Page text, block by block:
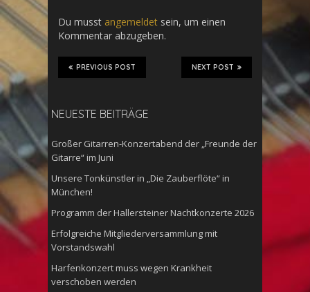
Du musst angemeldet sein, um einen
Kommentar abzugeben.
NEXT POST
PREVIOUS POST
NEUESTE BEITRÄGE
Großer Gitarren-Konzertabend der „Freunde der
Gitarre“ im Juni
Unsere Tonkünstler in „Die Zauberflöte“ in
München!
Programm der Hallersteiner Nachtkonzerte 2026
Erfolgreiche Mitgliederversammlung mit
Vorstandswahl
Harfenkonzert muss wegen Krankheit
verschoben werden